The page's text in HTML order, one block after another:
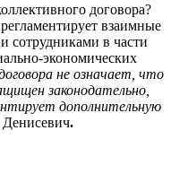
договора?
взаимные
сотрудниками в части
экономических
не означает, что
законодательно,
дополнительную
.